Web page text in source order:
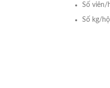
Số viên/
Số kg/